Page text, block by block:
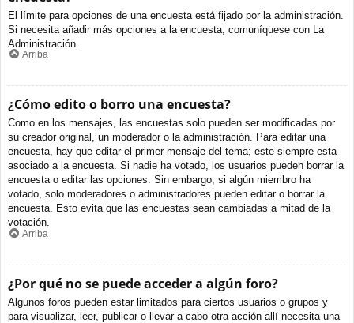
El límite para opciones de una encuesta está fijado por la administración.
Si necesita añadir más opciones a la encuesta, comuníquese con La
Administración.
Arriba
¿Cómo edito o borro una encuesta?
Como en los mensajes, las encuestas solo pueden ser modificadas por
su creador original, un moderador o la administración. Para editar una
encuesta, hay que editar el primer mensaje del tema; este siempre esta
asociado a la encuesta. Si nadie ha votado, los usuarios pueden borrar la
encuesta o editar las opciones. Sin embargo, si algún miembro ha
votado, solo moderadores o administradores pueden editar o borrar la
encuesta. Esto evita que las encuestas sean cambiadas a mitad de la
votación.
Arriba
¿Por qué no se puede acceder a algún foro?
Algunos foros pueden estar limitados para ciertos usuarios o grupos y
para visualizar, leer, publicar o llevar a cabo otra acción allí necesita una